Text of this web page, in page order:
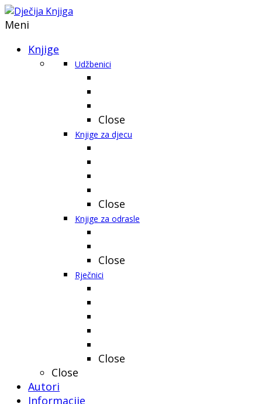
Meni
Knjige
Udžbenici
Close
Knjige za djecu
Close
Knjige za odrasle
Close
Rječnici
Close
Close
Autori
Informacije